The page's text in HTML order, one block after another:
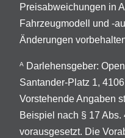
Preisabweichungen in
Fahrzeugmodell und -
Änderungen
A
Darlehensgeber:
Santander-Platz 1,
Vorstehende Angaben
Beispiel nach § 17 Abs.
vorausgesetzt. Die